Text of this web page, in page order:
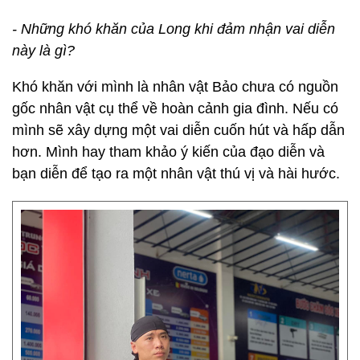
- Những khó khăn của Long khi đảm nhận vai diễn
này là gì?
Khó khăn với mình là nhân vật Bảo chưa có nguồn
gốc nhân vật cụ thể về hoàn cảnh gia đình. Nếu có
mình sẽ xây dựng một vai diễn cuốn hút và hấp dẫn
hơn. Mình hay tham khảo ý kiến của đạo diễn và
bạn diễn để tạo ra một nhân vật thú vị và hài hước.